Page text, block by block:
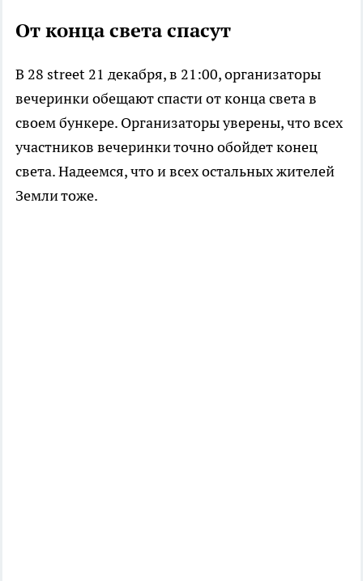
От конца света спасут
В 28 street 21 декабря, в 21:00, организаторы
вечеринки обещают спасти от конца света в
своем бункере. Организаторы уверены, что всех
участников вечеринки точно обойдет конец
света. Надеемся, что и всех остальных жителей
Земли тоже.